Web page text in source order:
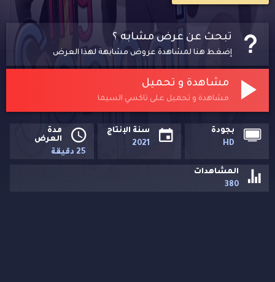
تبحث عن عرض مشابه ؟
إضغط هنا لمشاهدة عروض مشابهة لهذا العرض
مشاهدة و تحميل
مشاهدة و تحميل على تاكسي السيما
بجودة
HD
سنة الإنتاج
2021
مدة
العرض
25 دقيقة
المشاهدات
380